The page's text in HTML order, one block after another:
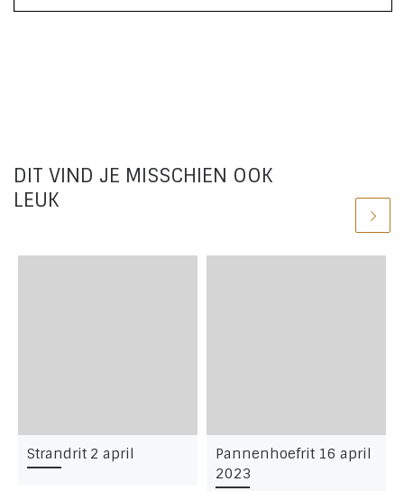
DIT VIND JE MISSCHIEN OOK
LEUK
Strandrit 2 april
Pannenhoefrit 16 april
2023